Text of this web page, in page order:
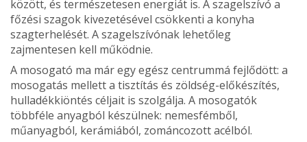
között, és természetesen energiát is. A szagelszívó a
főzési szagok kivezetésével csökkenti a konyha
szagterhelését. A szagelszívónak lehetőleg
zajmentesen kell működnie.
A mosogató ma már egy egész centrummá fejlődött: a
mosogatás mellett a tisztítás és zöldség-előkészítés,
hulladék­kiöntés céljait is szolgálja. A mosogatók
többféle anyagból készülnek: nemesfémből,
műanyagból, kerámiából, zománcozott acélból.